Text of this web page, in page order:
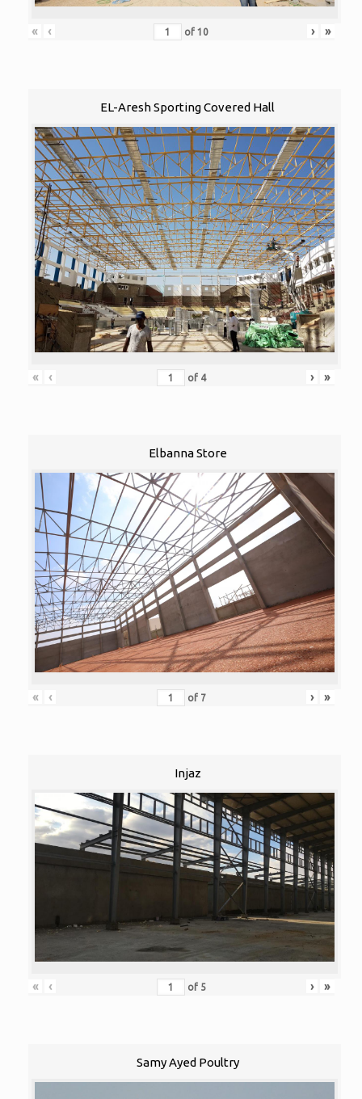
« ‹ of 10 › »
EL-Aresh Sporting Covered Hall
« ‹ of 4 › »
Elbanna Store
« ‹ of 7 › »
Injaz
« ‹ of 5 › »
Samy Ayed Poultry